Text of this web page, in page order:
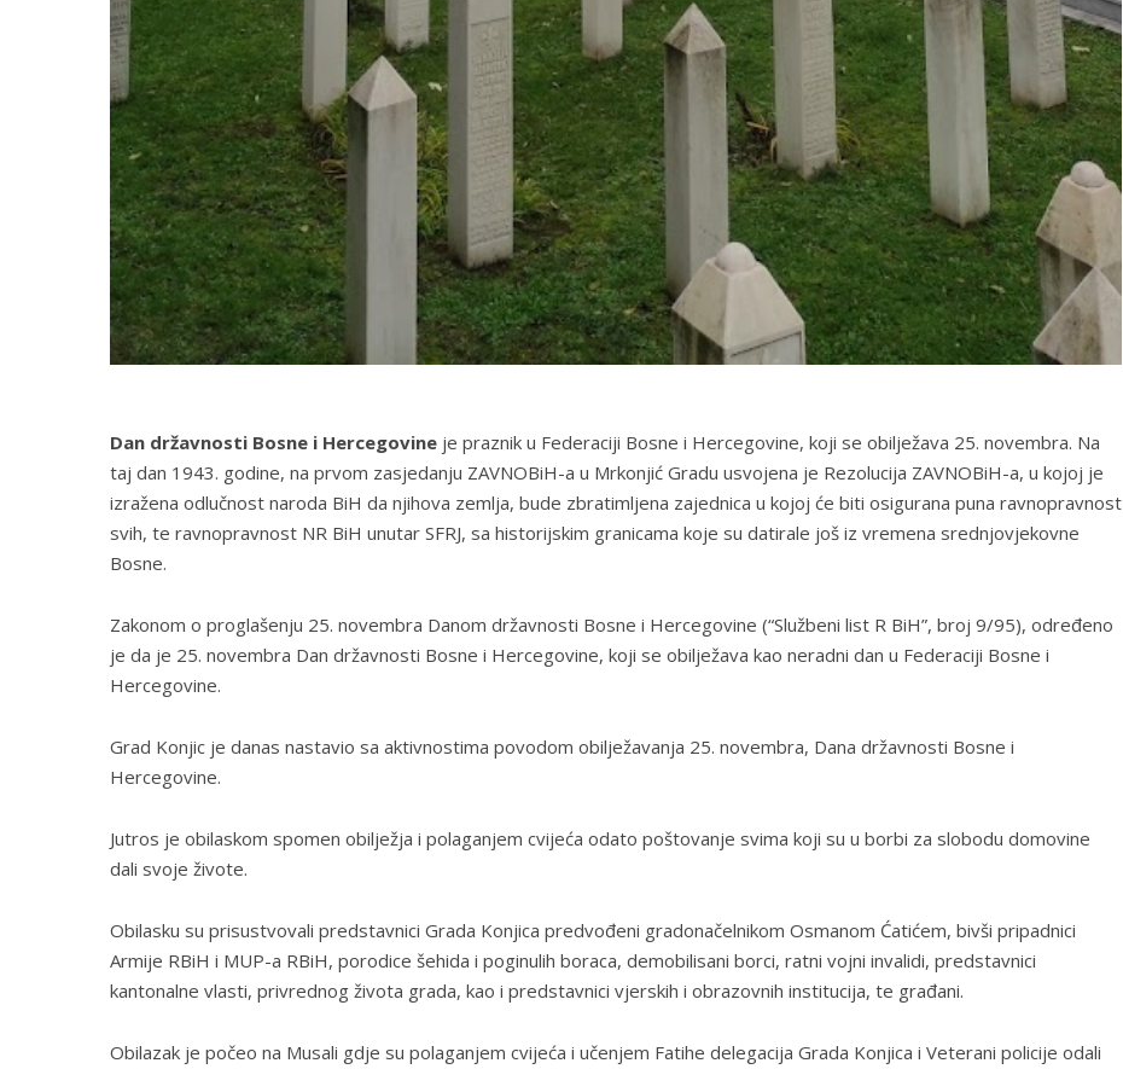
Dan državnosti Bosne i Hercegovineje praznik u Federaciji Bosne i Hercegovine, koji se obilježava 25. novembra. Na
taj dan 1943. godine, na prvom zasjedanju ZAVNOBiH-a u Mrkonjić Gradu usvojena je Rezolucija ZAVNOBiH-a, u kojoj je
izražena odlučnost naroda BiH da njihova zemlja, bude zbratimljena zajednica u kojoj će biti osigurana puna ravnopravnost
svih, te ravnopravnost NR BiH unutar SFRJ, sa historijskim granicama koje su datirale još iz vremena srednjovjekovne
Bosne.
Zakonom o proglašenju 25. novembra Danom državnosti Bosne i Hercegovine (“Službeni list R BiH”, broj 9/95), određeno
je da je 25. novembra Dan državnosti Bosne i Hercegovine, koji se obilježava kao neradni dan u Federaciji Bosne i
Hercegovine.
Grad Konjic je danas nastavio sa aktivnostima povodom obilježavanja 25. novembra, Dana državnosti Bosne i
Hercegovine.
Jutros je obilaskom spomen obilježja i polaganjem cvijeća odato poštovanje svima koji su u borbi za slobodu domovine
dali svoje živote.
Obilasku su prisustvovali predstavnici Grada Konjica predvođeni gradonačelnikom Osmanom Ćatićem, bivši pripadnici
Armije RBiH i MUP-a RBiH, porodice šehida i poginulih boraca, demobilisani borci, ratni vojni invalidi, predstavnici
kantonalne vlasti, privrednog života grada, kao i predstavnici vjerskih i obrazovnih institucija, te građani.
Obilazak je počeo na Musali gdje su polaganjem cvijeća i učenjem Fatihe delegacija Grada Konjica i Veterani policije odali